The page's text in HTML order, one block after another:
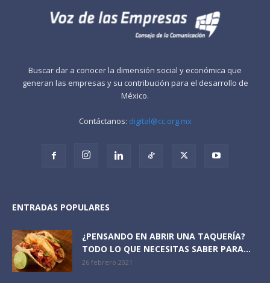
Buscar dar a conocer la dimensión social y económica que
generan las empresas y su contribución para el desarrollo de
México.
Contáctanos: digital@cc.org.mx
ENTRADAS POPULARES
¿PENSANDO EN ABRIR UNA TAQUERÍA?
TODO LO QUE NECESITAS SABER PARA...
26 febrero 2021